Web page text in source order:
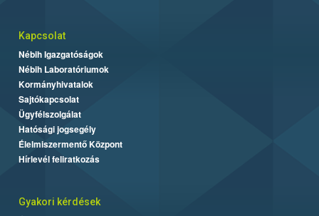
Kapcsolat
Nébih Igazgatóságok
Nébih Laboratóriumok
Kormányhivatalok
Sajtókapcsolat
Ügyfélszolgálat
Hatósági jogsegély
Élelmiszermentő Központ
Hírlevél feliratkozás
Gyakori kérdések